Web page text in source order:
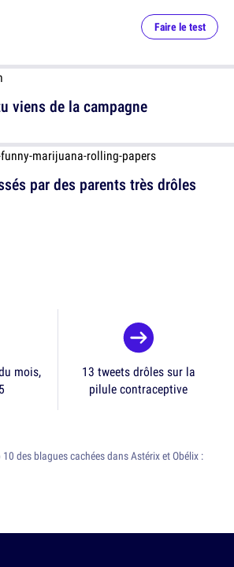
par des parents très drôles
Faire le test
viens de la campagne
mois,
13 tweets drôles sur la
pilule contraceptive
10 des blagues cachées dans Astérix et Obélix :